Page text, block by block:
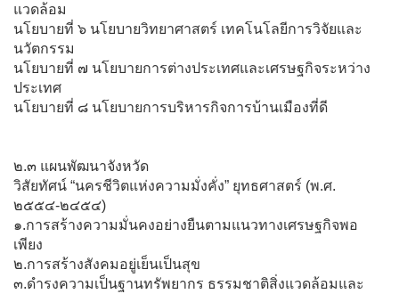
แวดล้อม
นโยบายที่ ๖ นโยบายวิทยาศาสตร์ เทคโนโลยีการวิจัยและ
นวัตกรรม
นโยบายที่ ๗ นโยบายการต่างประเทศและเศรษฐกิจระหว่าง
ประเทศ
นโยบายที่ ๘ นโยบายการบริหารกิจการบ้านเมืองที่ดี
๒.๓ แผนพัฒนาจังหวัด
วิสัยทัศน์ “นครชีวิตแห่งความมั่งคั่ง” ยุทธศาสตร์ (พ.ศ.
๒๕๕๔-๒๔๕๔)
๑.การสร้างความมั่นคงอย่างยืนตามแนวทางเศรษฐกิจพอ
เพียง
๒.การสร้างสังคมอยู่เย็นเป็นสุข
๓.ดำรงความเป็นฐานทรัพยากร ธรรมชาติสิ่งแวดล้อมและ